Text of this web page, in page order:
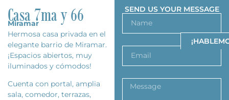
Casa 7ma y 66
Miramar
Hermosa casa privada en el
elegante barrio de Miramar.
¡Espacios abiertos, muy
iluminados y cómodos!
Cuenta con portal, amplia
sala, comedor, terrazas,
SEND US YOUR MESSAGE